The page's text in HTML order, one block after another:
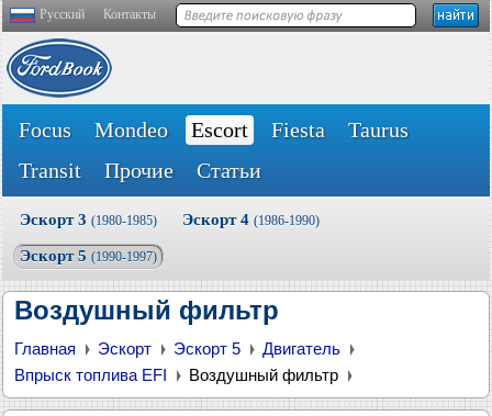
Русский Контакты
Focus Mondeo Escort Fiesta
Taurus
Transit
Прочие Статьи
Эскорт 3 (1980-1985) Эскорт 4 (1986-1990)
Эскорт 5 (1990-1997)
Воздушный фильтр
Главная Эскорт Эскорт 5
Двигатель
Впрыск топлива EFI
Воздушный фильтр